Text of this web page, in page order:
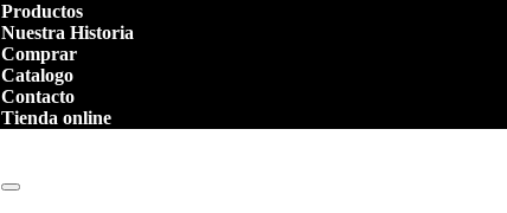
Productos
Nuestra Historia
Comprar
Catalogo
Contacto
Tienda online